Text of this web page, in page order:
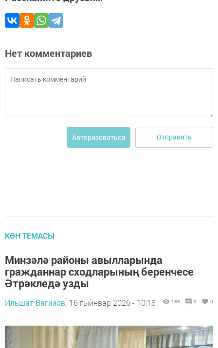
Нет комментариев
Авторизоваться Отправить
КӨН ТЕМАСЫ
Минзәлә районы авылларында
гражданнар сходларының беренчесе
Әтрәкледә узды
Ильшат Вагизов, 16 гыйнвар 2026 - 10:18 138 0 0